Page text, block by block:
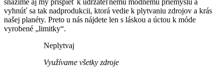
vyhnúť sa tak nadprodukcii, ktorá vedie k plytvaniu zdrojov a krás
našej planéty. Preto u nás nájdete len s láskou a úctou k móde
vyrobené „limitky“.
Neplytvaj
Využívame všetky zdroje